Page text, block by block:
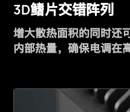
3D鳍片交错阵列
增大散热面积的同时还
内部热量，确保电调在